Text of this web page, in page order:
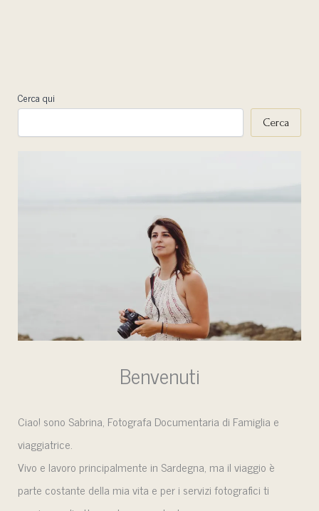
Cerca qui
Cerca
Benvenuti
Ciao! sono Sabrina, Fotografa Documentaria di Famiglia e
viaggiatrice.
Vivo e lavoro principalmente in Sardegna, ma il viaggio è
parte costante della mia vita e per i servizi fotografici ti